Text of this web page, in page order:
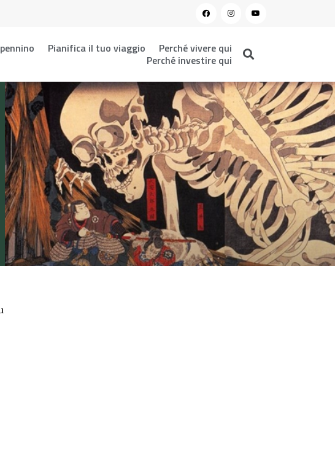
Pianifica il tuo viaggio
Perché vivere qui
Perché investire qui